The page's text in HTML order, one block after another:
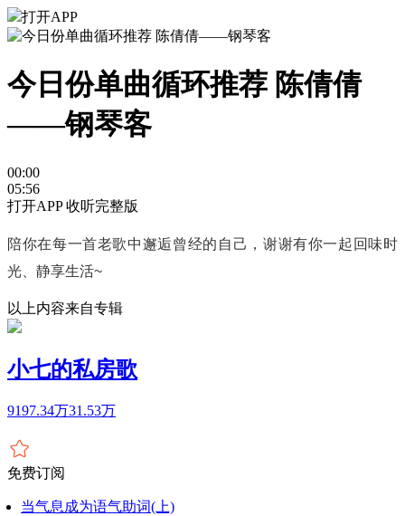
打开APP
今日份单曲循环推荐 陈倩倩
——钢琴客
00:00
05:56
打开APP 收听完整版
陪你在每一首老歌中邂逅曾经的自己，谢谢有你一起回味时
光、静享生活~
以上内容来自专辑
小七的私房歌
9197.34万31.53万
免费订阅
当气息成为语气助词(上)